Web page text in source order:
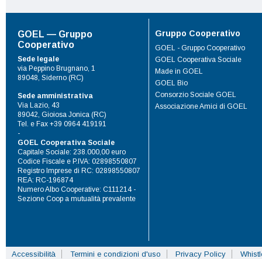
GOEL — Gruppo
Cooperativo
Sede legale
via Peppino Brugnano, 1
89048, Siderno (RC)
Sede amministrativa
Via Lazio, 43
89042, Gioiosa Jonica (RC)
Tel. e Fax +39 0964 419191
-
GOEL Cooperativa Sociale
Capitale Sociale: 238.000,00 euro
Codice Fiscale e P.IVA: 02898550807
Registro Imprese di RC: 02898550807
REA: RC-196874
Numero Albo Cooperative: C111214 -
Sezione Coop a mutualità prevalente
Gruppo Cooperativo
GOEL - Gruppo Cooperativo
GOEL Cooperativa Sociale
Made in GOEL
GOEL Bio
Consorzio Sociale GOEL
Associazione Amici di GOEL
Accessibilità Termini e condizioni d'uso Privacy Policy